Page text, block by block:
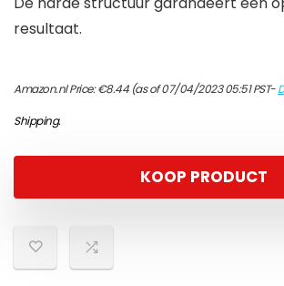
resultaat.
Amazon.nl Price:€8.44(as of 07/04/2023 05:51 PST-
Shipping.
KOOP PRODUCT